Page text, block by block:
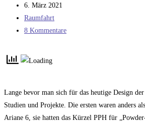
Autor:
Beitrag
veröffentlicht:
6. März 2021
Beitrags-
Kategorie:
Raumfahrt
Beitrags-
8 Kommentare
Lange bevor man sich für das heutige Design
Studien und Projekte. Die ersten waren anders
Ariane 6, sie hatten das Kürzel PPH für